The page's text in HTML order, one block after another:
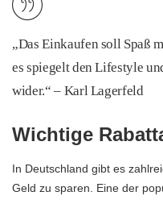
„Das Einkaufen soll Spaß
es spiegelt den Lifestyle
wider.“ – Karl Lagerfeld
Wichtige
In Deutschland gibt es
Geld zu sparen. Eine der